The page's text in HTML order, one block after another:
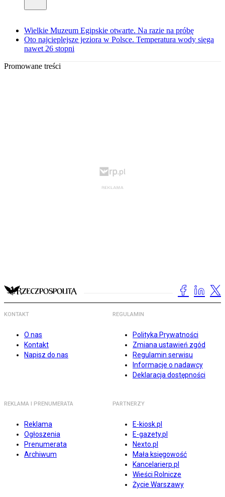
Wielkie Muzeum Egipskie otwarte. Na razie na próbę
Oto najcieplejsze jeziora w Polsce. Temperatura wody sięga
nawet 26 stopni
Promowane treści
KONTAKT
O nas
Kontakt
Napisz do nas
REGULAMIN
Polityka Prywatności
Zmiana ustawień zgód
Regulamin serwisu
Informacje o nadawcy
Deklaracja dostępności
REKLAMA I PRENUMERATA
Reklama
Ogłoszenia
Prenumerata
Archiwum
PARTNERZY
E-kiosk.pl
E-gazety.pl
Nexto.pl
Mała księgowość
Kancelarierp.pl
Wieści Rolnicze
Życie Warszawy